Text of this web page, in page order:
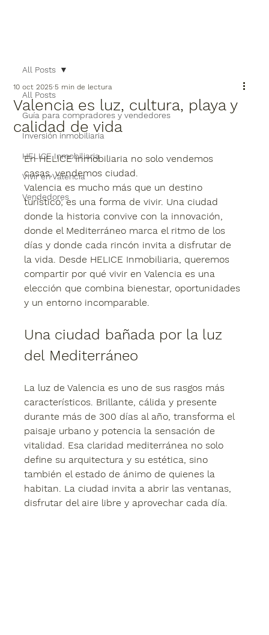
All Posts
Guía para compradores y vendedores
Inversión inmobiliaria
HELICE Inmobiliaria
Vivir en Valencia
Vendedores
All Posts
Valencia es luz, cultura, playa y
calidad de vida
10 oct 2025 5 min de lectura
En HELICE Inmobiliaria no solo vendemos
casas, vendemos ciudad.
Valencia es mucho más que un destino
turístico; es una forma de vivir. Una ciudad
donde la historia convive con la innovación,
donde el Mediterráneo marca el ritmo de los
días y donde cada rincón invita a disfrutar de
la vida. Desde HELICE Inmobiliaria, queremos
compartir por qué vivir en Valencia es una
elección que combina bienestar, oportunidades
y un entorno incomparable.
Una ciudad bañada por la luz
del Mediterráneo
La luz de Valencia es uno de sus rasgos más
característicos. Brillante, cálida y presente
durante más de 300 días al año, transforma el
paisaje urbano y potencia la sensación de
vitalidad. Esa claridad mediterránea no solo
define su arquitectura y su estética, sino
también el estado de ánimo de quienes la
habitan. La ciudad invita a abrir las ventanas,
disfrutar del aire libre y aprovechar cada día.